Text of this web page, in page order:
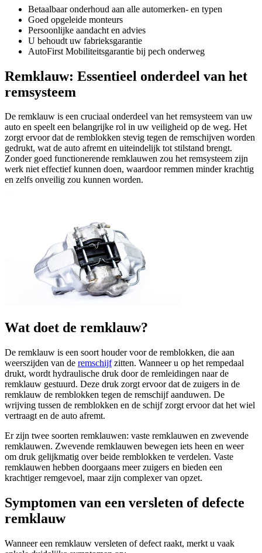
Betaalbaar onderhoud aan alle automerken- en typen
Goed opgeleide monteurs
Persoonlijke aandacht en advies
U behoudt uw fabrieksgarantie
AutoFirst Mobiliteitsgarantie bij pech onderweg
Remklauw: Essentieel onderdeel van het
remsysteem
De remklauw is een cruciaal onderdeel van het remsysteem van uw
auto en speelt een belangrijke rol in uw veiligheid op de weg. Het
zorgt ervoor dat de remblokken stevig tegen de remschijven worden
gedrukt, wat de auto afremt en uiteindelijk tot stilstand brengt.
Zonder goed functionerende remklauwen zou het remsysteem zijn
werk niet effectief kunnen doen, waardoor remmen minder krachtig
en zelfs onveilig zou kunnen worden.
Wat doet de remklauw?
De remklauw is een soort houder voor de remblokken, die aan
weerszijden van de remschijfzitten. Wanneer u op het rempedaal
drukt, wordt hydraulische druk door de remleidingen naar de
remklauw gestuurd. Deze druk zorgt ervoor dat de zuigers in de
remklauw de remblokken tegen de remschijf aanduwen. De
wrijving tussen de remblokken en de schijf zorgt ervoor dat het wiel
vertraagt en de auto afremt.
Er zijn twee soorten remklauwen: vaste remklauwen en zwevende
remklauwen. Zwevende remklauwen bewegen iets heen en weer
om druk gelijkmatig over beide remblokken te verdelen. Vaste
remklauwen hebben doorgaans meer zuigers en bieden een
krachtiger remgevoel, maar zijn complexer van opzet.
Symptomen van een versleten of defecte
remklauw
Wanneer een remklauw versleten of defect raakt, merkt u vaak